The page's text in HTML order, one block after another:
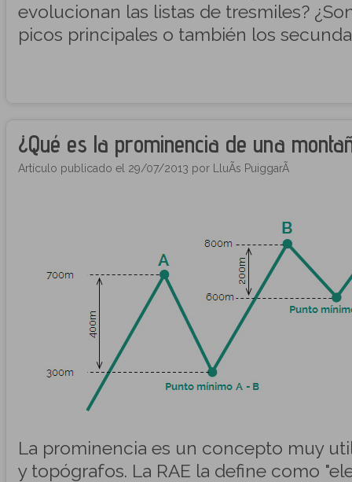
evolucionan las listas de tresmiles?
picos principales o también los
¿Qué es la prominencia de una
Artículo publicado el 29/07/2013 por LluÃ­s PuiggarÃ­
La prominencia es un concepto muy
y topógrafos. La RAE la define como